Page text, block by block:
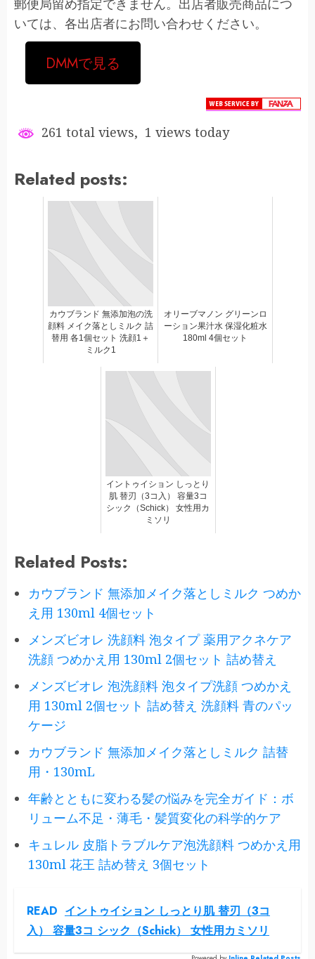
郵便局留め指定できません。出店者販売商品につ
いては、各出店者にお問い合わせください。
DMMで見る
261 total views, 1 views today
Related posts:
カウブランド 無添加泡の洗
顔料 メイク落としミルク 詰
替用 各1個セット 洗顔1＋
ミルク1
オリーブマノン グリーンロ
ーション果汁水 保湿化粧水
180ml 4個セット
イントゥイション しっとり
肌 替刃（3コ入） 容量3コ
シック（Schick） 女性用カ
ミソリ
Related Posts:
カウブランド 無添加メイク落としミルク つめか
え用 130ml 4個セット
メンズビオレ 洗顔料 泡タイプ 薬用アクネケア
洗顔 つめかえ用 130ml 2個セット 詰め替え
メンズビオレ 泡洗顔料 泡タイプ洗顔 つめかえ
用 130ml 2個セット 詰め替え 洗顔料 青のパッ
ケージ
カウブランド 無添加メイク落としミルク 詰替
用・130mL
年齢とともに変わる髪の悩みを完全ガイド：ボ
リューム不足・薄毛・髪質変化の科学的ケア
キュレル 皮脂トラブルケア泡洗顔料 つめかえ用
130ml 花王 詰め替え 3個セット
READ イントゥイション しっとり肌 替刃（3コ
入） 容量3コ シック（Schick） 女性用カミソリ